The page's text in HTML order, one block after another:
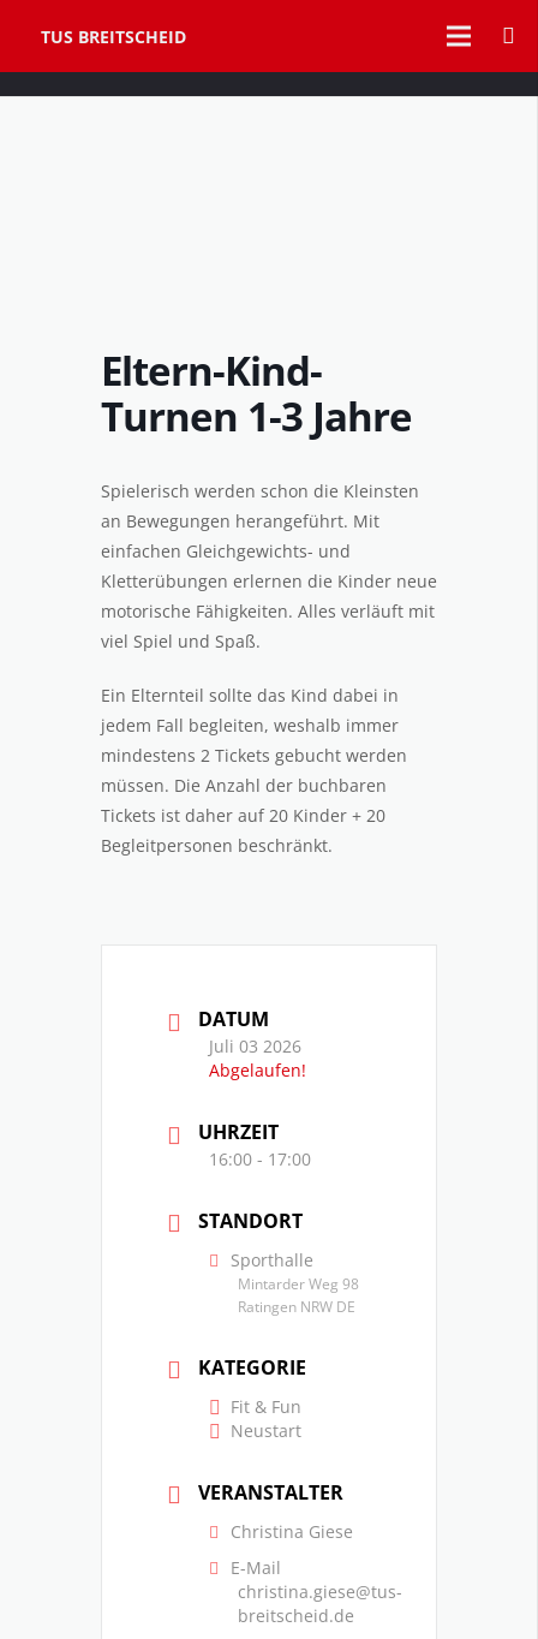
TUS BREITSCHEID
Eltern-Kind-
Turnen 1-3 Jahre
Spielerisch werden schon die Kleinsten
an Bewegungen herangeführt. Mit
einfachen Gleichgewichts- und
Kletterübungen erlernen die Kinder neue
motorische Fähigkeiten. Alles verläuft mit
viel Spiel und Spaß.
Ein Elternteil sollte das Kind dabei in
jedem Fall begleiten, weshalb immer
mindestens 2 Tickets gebucht werden
müssen. Die Anzahl der buchbaren
Tickets ist daher auf 20 Kinder + 20
Begleitpersonen beschränkt.
DATUM
Juli 03 2026
Abgelaufen!
UHRZEIT
16:00 - 17:00
STANDORT
Sporthalle
Mintarder Weg 98
Ratingen NRW DE
KATEGORIE
Fit & Fun
Neustart
VERANSTALTER
Christina Giese
E-Mail
christina.giese@tus-
breitscheid.de